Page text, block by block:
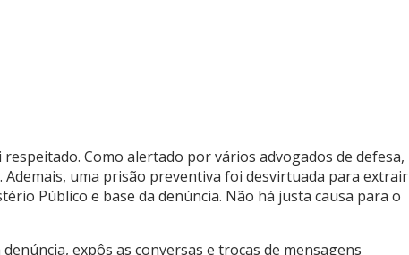
Como alertado por vários advogados de defesa,
uma prisão preventiva foi desvirtuada para extrair
Público e base da denúncia. Não há justa causa para o
expôs as conversas e trocas de mensagens